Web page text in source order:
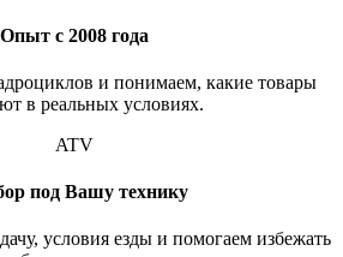
Опыт с 2008 года
и понимаем, какие товары
в реальных условиях.
ATV
под Вашу технику
условия езды и помогаем избежать